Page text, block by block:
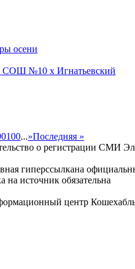
осени
СОШ №10 х Игнатьевский
100...»Последняя »
о регистрации СМИ
гиперссылкана
источник обязательна
центр